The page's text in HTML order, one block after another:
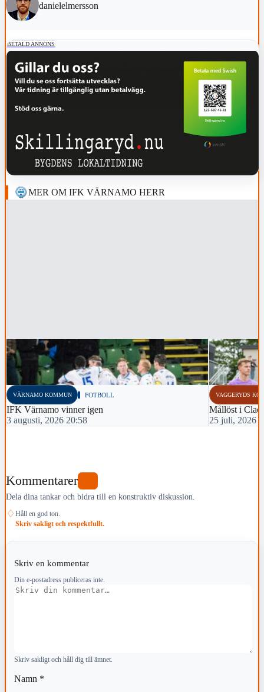
danielelmersson
BETALD ANNONS
MER OM IFK VÄRNAMO HERR
VÄRNAMO KOMMUN FOTBOLL
IFK Värnamo vinner igen
3 augusti, 2026 20:58
VAGGERYDS
Mållöst i
25 juli, 2026
Kommentarer
Dela dina tankar och bidra till en konstruktiv diskussion.
♢ Håll en god ton.
Skriv sakligt och respektfullt.
Skriv en kommentar
Din e-postadress publiceras inte.
Kommentar
Skriv sakligt och håll dig till ämnet.
Namn *